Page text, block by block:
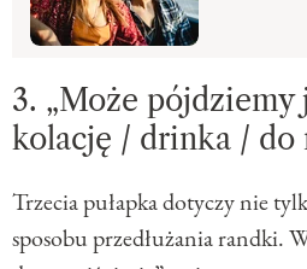
3. „Może pójdziemy
kolację / drinka / do
Trzecia pułapka dotyczy nie
sposobu przedłużania randki.